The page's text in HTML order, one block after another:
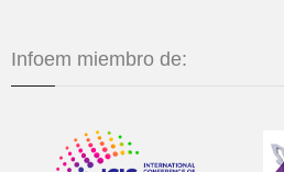
Infoem miembro de: